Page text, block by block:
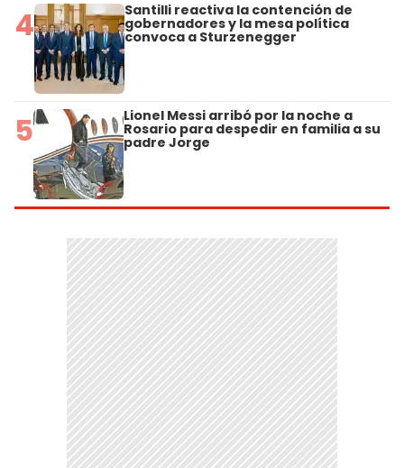
4 Santilli reactiva la contención de
gobernadores y la mesa política
convoca a Sturzenegger
5 Lionel Messi arribó por la noche a
Rosario para despedir en familia a su
padre Jorge